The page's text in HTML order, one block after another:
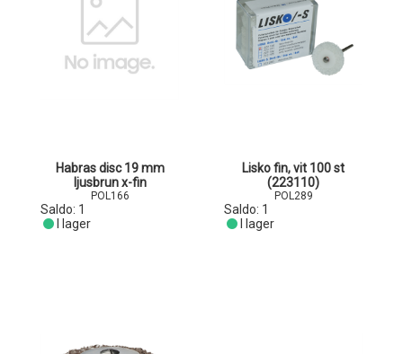
Habras disc 19 mm
ljusbrun x-fin
POL166
Saldo: 1
I lager
Lisko fin, vit 100 st
(223110)
POL289
Saldo: 1
I lager